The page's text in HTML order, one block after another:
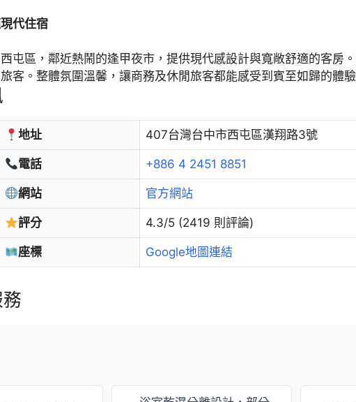
代住宿
屯區，鄰近熱鬧的逢甲夜市，提供現代感設計與寬敞舒適的客房
客。整體氛圍溫馨，讓商務及休閒旅客都能感受到賓至如歸的體驗
地址 407台灣台中市西屯區漢翔路3號
電話 +886 4 2451 8851
網站 官方網站
評分 4.3/5 (2419 則評論)
座標 Google地圖連結